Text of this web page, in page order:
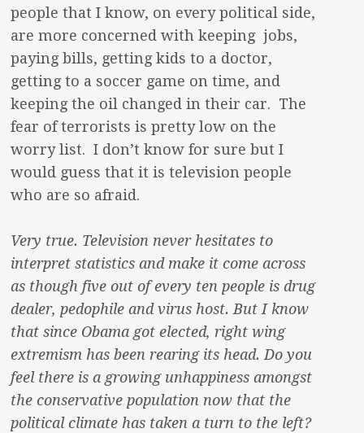
people that I know, on every political side,
are more concerned with keeping jobs,
paying bills, getting kids to a doctor,
getting to a soccer game on time, and
keeping the oil changed in their car. The
fear of terrorists is pretty low on the
worry list. I don’t know for sure but I
would guess that it is television people
who are so afraid.
Very true. Television never hesitates to
interpret statistics and make it come across
as though five out of every ten people is drug
dealer, pedophile and virus host. But I know
that since Obama got elected, right wing
extremism has been rearing its head. Do you
feel there is a growing unhappiness amongst
the conservative population now that the
political climate has taken a turn to the left?